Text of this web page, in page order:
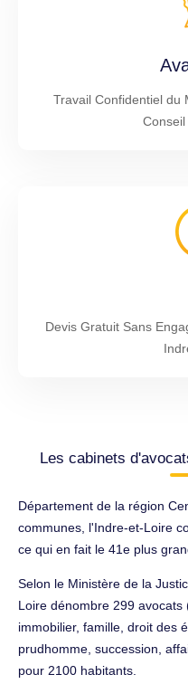
Travail Confidentiel du
Devis Gratuit Sans
Les cabinets
Département de la région
communes, l'Indre-et-Loire
ce qui en fait le 41e plus
Selon le Ministère de la
Loire dénombre 299 avocats
immobilier, famille, droit des
prudhomme, succession,
pour 2100 habitants.